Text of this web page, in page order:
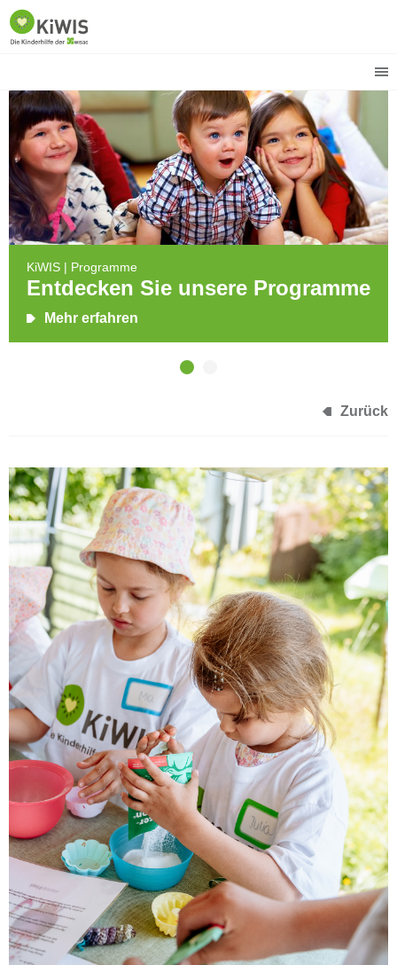
KiWIS | Programme
Entdecken Sie unsere Programme
Mehr erfahren
Zurück